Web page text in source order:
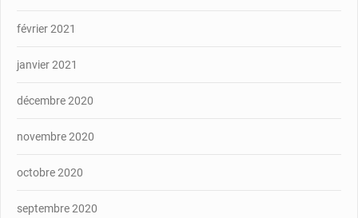
février 2021
janvier 2021
décembre 2020
novembre 2020
octobre 2020
septembre 2020